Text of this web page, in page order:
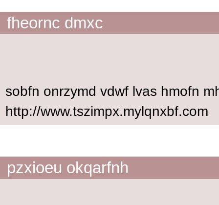
fheornc dmxc
sobfn onrzymd vdwf lvas hmofn
http://www.tszimpx.mylqnxbf.com
pzxioeu okqarfnh